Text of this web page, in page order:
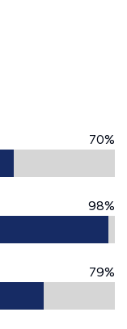
70%
98%
79%